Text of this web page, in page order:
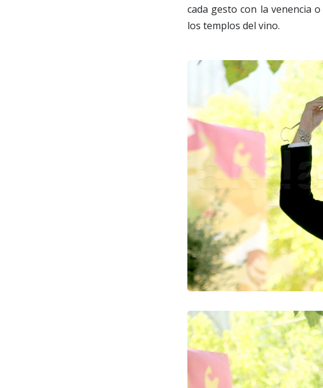
cada gesto con la venencia
los templos del vino.